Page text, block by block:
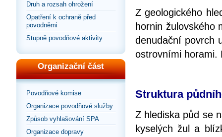
Druh a rozsah ohrožení
Opatření k ochraně před
povodněmi
Stupně povodňové aktivity
Organizační část
Povodňové komise
Organizace povodňové služby
Způsob vyhlašování SPA
Organizace dopravy
Z geologického
hornin žulovského
denudační povrch
ostrovními horami.
Struktura
Z hlediska půd se
kyselých žul a